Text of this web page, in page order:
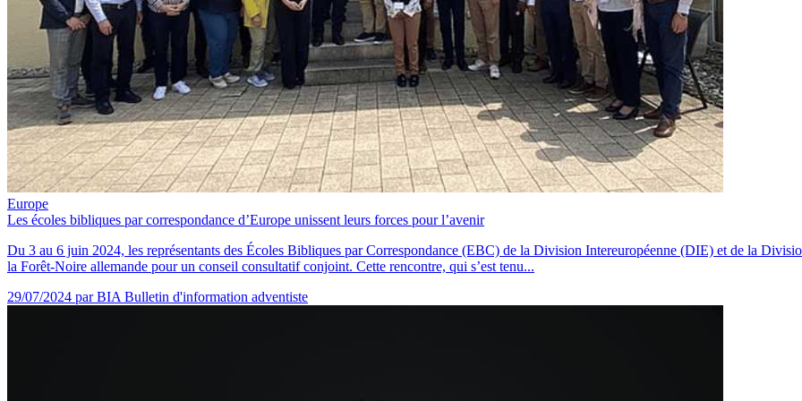
Europe
Les écoles bibliques par correspondance d’Europe unissent leurs forces pour l’avenir
Du 3 au 6 juin 2024, les représentants des Écoles Bibliques par Correspondance (EBC) de la Division Intereuropéenne (DIE) et de la
la Forêt-Noire allemande pour un conseil consultatif conjoint. Cette rencontre, qui s’est tenu...
29/07/2024 par BIA Bulletin d'information adventiste